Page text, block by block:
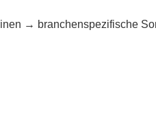
→ branchenspezifische